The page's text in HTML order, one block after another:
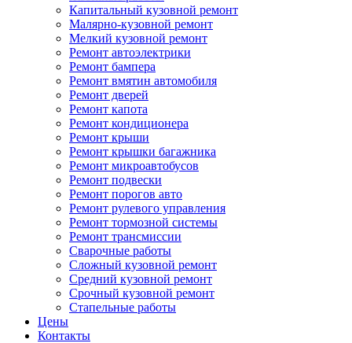
Капитальный кузовной ремонт
Малярно-кузовной ремонт
Мелкий кузовной ремонт
Ремонт автоэлектрики
Ремонт бампера
Ремонт вмятин автомобиля
Ремонт дверей
Ремонт капота
Ремонт кондиционера
Ремонт крыши
Ремонт крышки багажника
Ремонт микроавтобусов
Ремонт подвески
Ремонт порогов авто
Ремонт рулевого управления
Ремонт тормозной системы
Ремонт трансмиссии
Сварочные работы
Сложный кузовной ремонт
Средний кузовной ремонт
Срочный кузовной ремонт
Стапельные работы
Цены
Контакты